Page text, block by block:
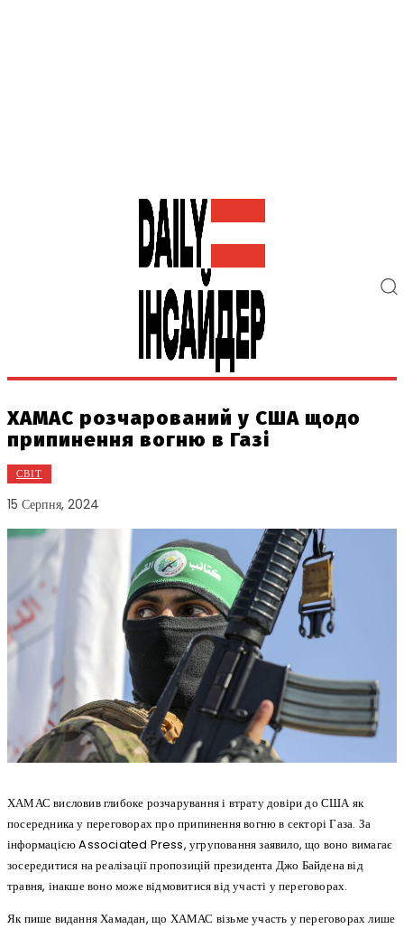
ХАМАС розчарований у США щодо
припинення вогню в Газі
СВІТ
15 Серпня, 2024
ХАМАС висловив глибоке розчарування і втрату довіри до США як
посередника у переговорах про припинення вогню в секторі Газа. За
інформацією Associated Press, угруповання заявило, що воно вимагає
зосередитися на реалізації пропозицій президента Джо Байдена від
травня, інакше воно може відмовитися від участі у переговорах.
Як пише видання Хамадан, що ХАМАС візьме участь у переговорах лише